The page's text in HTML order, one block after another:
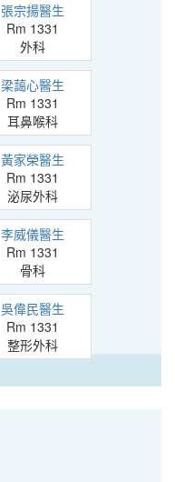
張宗揚醫生
Rm 1331
外科
梁藹心醫生
Rm 1331
耳鼻喉科
黃家榮醫生
Rm 1331
泌尿外科
李威儀醫生
Rm 1331
骨科
吳偉民醫生
Rm 1331
整形外科